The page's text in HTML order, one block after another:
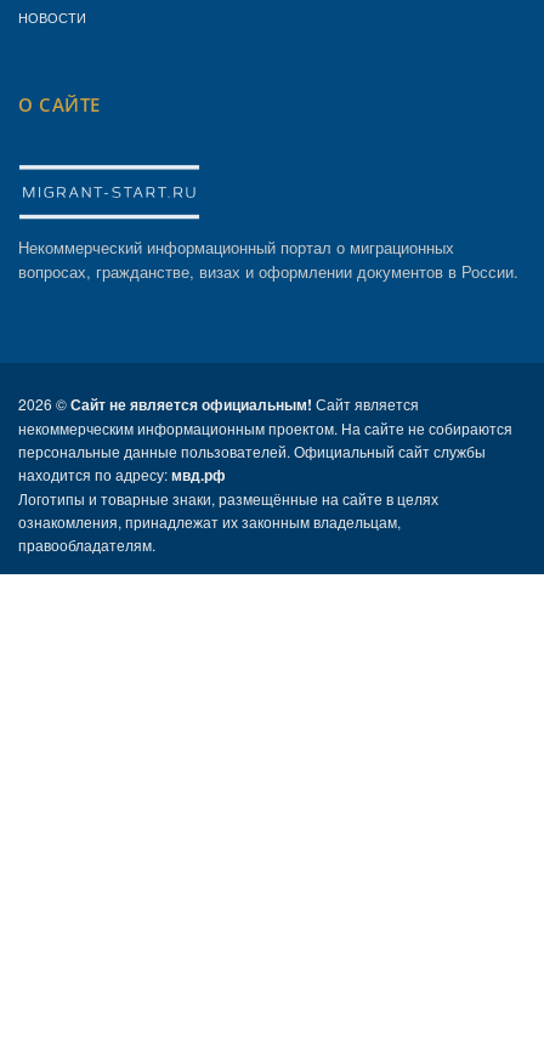
НОВОСТИ
О САЙТЕ
Некоммерческий информационный портал о миграционных
вопросах, гражданстве, визах и оформлении документов в России.
2026 ©Сайт не является официальным! Сайт является
некоммерческим информационным проектом. На сайте не собираются
персональные данные пользователей. Официальный сайт службы
находится по адресу:мвд.рф
Логотипы и товарные знаки, размещённые на сайте в целях
ознакомления, принадлежат их законным владельцам,
правообладателям.